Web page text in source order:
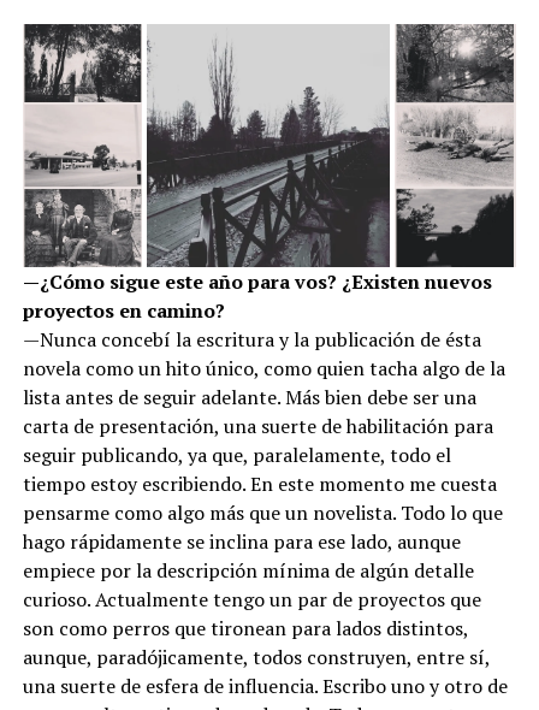
—¿Cómo sigue este año para vos? ¿Existen nuevos
proyectos en camino?
—Nunca concebí la escritura y la publicación de ésta
novela como un hito único, como quien tacha algo de la
lista antes de seguir adelante. Más bien debe ser una
carta de presentación, una suerte de habilitación para
seguir publicando, ya que, paralelamente, todo el
tiempo estoy escribiendo. En este momento me cuesta
pensarme como algo más que un novelista. Todo lo que
hago rápidamente se inclina para ese lado, aunque
empiece por la descripción mínima de algún detalle
curioso. Actualmente tengo un par de proyectos que
son como perros que tironean para lados distintos,
aunque, paradójicamente, todos construyen, entre sí,
una suerte de esfera de influencia. Escribo uno y otro de